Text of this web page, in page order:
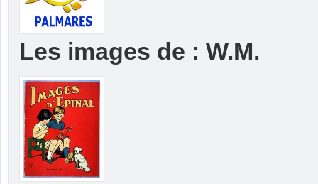
Les images de : W.M.